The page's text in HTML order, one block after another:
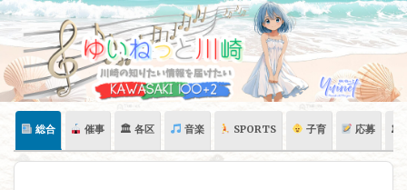
Skip
content
総合 催事 🏛 各区 音楽 SPORTS 子育 応募 🏛